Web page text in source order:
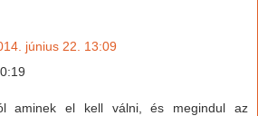
június 22. 13:09
aminek el kell válni, és megindul az